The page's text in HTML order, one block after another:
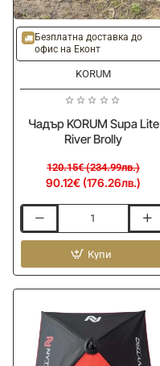
-25%
Безплатна доставка до
офис на Еконт
KORUM
Чадър KORUM Supa Lite
River Brolly
90.12€ (176.26лв.)
120.15€ (234.99лв.)
KORUM
Lite
River
Купи